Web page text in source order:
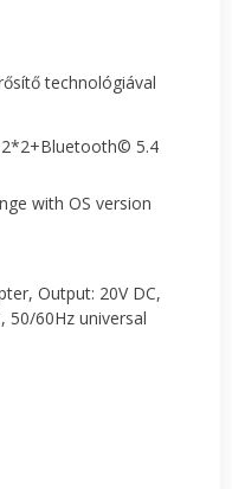
technológiával
2*2+Bluetooth© 5.4
with OS version
Output: 20V DC,
50/60Hz universal